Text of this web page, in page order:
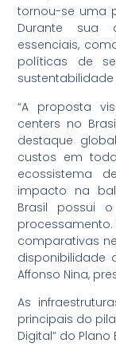
tornou-se uma
Durante sua
essenciais,
políticas de
“A proposta
centers no
destaque
custos em
ecossistema
impacto na
Brasil possui
comparativas
disponibilidade
Affonso Nina,
As
principais do
Digital” do Plano